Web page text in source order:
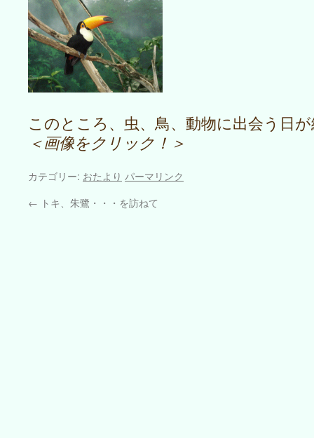
このところ、虫、鳥、動物に出会う日
＜画像をクリック！＞
カテゴリー: おたより パーマリンク
← トキ、朱鷺・・・を訪ねて